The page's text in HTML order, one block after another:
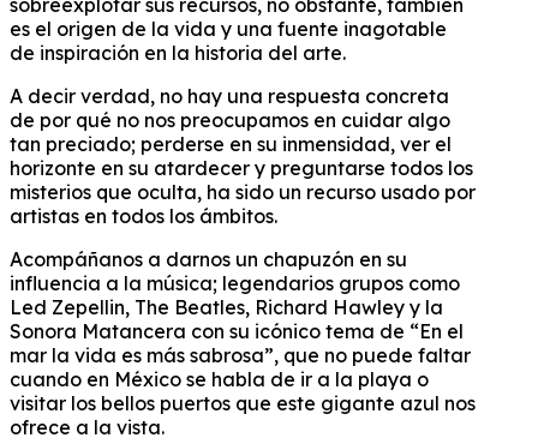
es el origen de la vida y una fuente inagotable
de inspiración en la historia del arte.
A decir verdad, no hay una respuesta concreta
de por qué no nos preocupamos en cuidar algo
tan preciado; perderse en su inmensidad, ver el
horizonte en su atardecer y preguntarse todos los
misterios que oculta, ha sido un recurso usado por
artistas en todos los ámbitos.
Acompáñanos a darnos un chapuzón en su
influencia a la música; legendarios grupos como
Led Zepellin, The Beatles, Richard Hawley y la
Sonora Matancera con su icónico tema de “En el
mar la vida es más sabrosa”, que no puede faltar
cuando en México se habla de ir a la playa o
visitar los bellos puertos que este gigante azul nos
ofrece a la vista.